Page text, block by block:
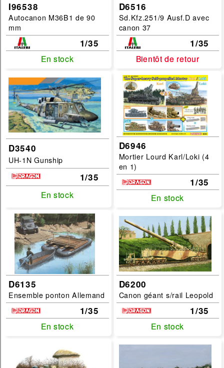
Dragon
Categories :
militaire
1/144
1/16
1/32
1/48
1/6
1/9
filtrer
I96538
Autocanon M36B1 de 90
mm
1/35
En stock
En stock
D6516
Sd.Kfz.251/9 Ausf.D avec
canon 37
1/35
Bientôt de retour
Bientôt de retour
D3540
UH-1N Gunship
1/35
En stock
En stock
D6946
Mortier Lourd Karl/Loki (4
en 1)
1/35
En stock
En stock
D6135
Ensemble ponton Allemand
1/35
En stock
En stock
D6200
Canon géant s/rail Leopold
1/35
En stock
En stock